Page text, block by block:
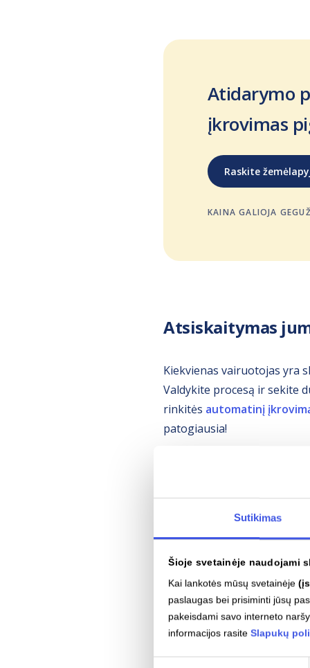
Sutikimas
Šioje svetainėje naudojami
Kai lankotės mūsų svetainėje
paslaugas bei prisiminti jūsų
pakeisdami savo interneto
informacijos rasiteSlapukų
Atidarymo
įkrovimas
Raskite
KAINA GALIOJA
Atsiskaitymas
Kiekvienas vairuotojas yra
Valdykite procesą ir sekite
rinkitės automatinį
patogiausia!